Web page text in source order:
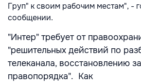
Груп" к своим рабочим местам", -
сообщении.
"Интер" требует от
"решительных действий по
телеканала, восстановлению
правопорядка". Как